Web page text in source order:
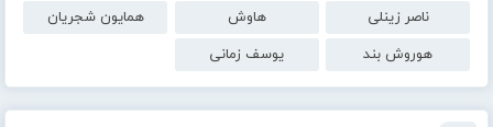
ناصر زینلی
هاوش
همایون شجریان
هوروش بند
یوسف زمانی